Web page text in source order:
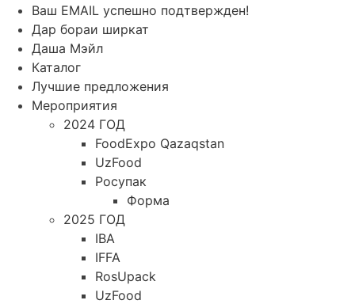
Ваш EMAIL успешно подтвержден!
Дар бораи ширкат
Даша Мэйл
Каталог
Лучшие предложения
Мероприятия
2024 ГОД
FoodExpo Qazaqstan
UzFood
Росупак
Форма
2025 ГОД
IBA
IFFA
RosUpack
UzFood